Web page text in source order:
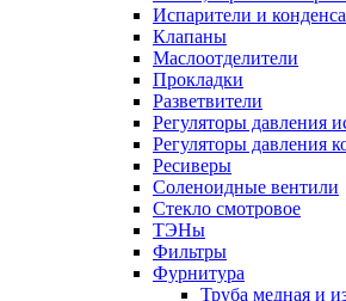
Испарители и
Клапаны
Маслоотделители
Прокладки
Разветвители
Регуляторы давления
Регуляторы давления
Ресиверы
Соленоидные вентили
Стекло смотровое
ТЭНы
Фильтры
Фурнитура
Труба медная и